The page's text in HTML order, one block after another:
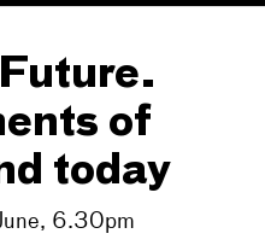
of
today
6.30pm